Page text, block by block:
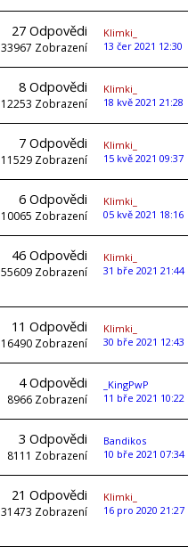
27 Odpovědi
33967 Zobrazení
Klimki_
13 čer 2021 12:30
8 Odpovědi
12253 Zobrazení
Klimki_
18 kvě 2021 21:28
7 Odpovědi
11529 Zobrazení
Klimki_
15 kvě 2021 09:37
6 Odpovědi
10065 Zobrazení
Klimki_
05 kvě 2021 18:16
46 Odpovědi
55609 Zobrazení
Klimki_
31 bře 2021 21:44
11 Odpovědi
16490 Zobrazení
Klimki_
30 bře 2021 12:43
4Odpovědi
8966 Zobrazení
_KingPwP
11 bře 2021 10:22
3 Odpovědi
8111 Zobrazení
Bandikos
10 bře 2021 07:34
21 Odpovědi
31473 Zobrazení
Klimki_
16 pro 2020 21:27